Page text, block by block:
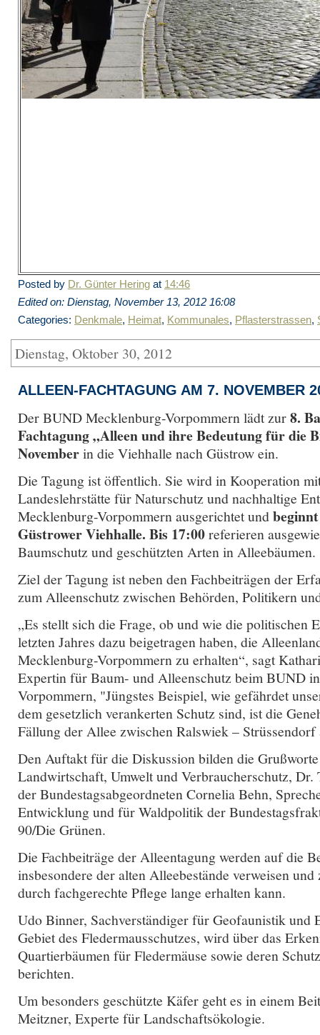
Posted by Dr. Günter Hering at 14:46
Edited on: Dienstag, November 13, 2012 16:08
Categories: Denkmale, Heimat, Kommunales, Pflasterstrassen,
Dienstag, Oktober 30, 2012
ALLEEN-FACHTAGUNG AM 7. NOVEMBER
Der BUND Mecklenburg-Vorpommern lädt zur8.
Fachtagung „Alleen und ihre Bedeutung für die
Novemberin die Viehhalle nach Güstrow ein.
Die Tagung ist öffentlich. Sie wird in Kooperation
Landeslehrstätte für Naturschutz und nachhaltige
Mecklenburg-Vorpommern ausgerichtet und
Güstrower Viehhalle. Bis 17:00referieren
Baumschutz und geschützten Arten in Alleebäumen.
Ziel der Tagung ist neben den Fachbeiträgen der
zum Alleenschutz zwischen Behörden, Politikern
„Es stellt sich die Frage, ob und wie die politischen
letzten Jahres dazu beigetragen haben, die
Mecklenburg-Vorpommern zu erhalten“, sagt
Expertin für Baum- und Alleenschutz beim BUND
Vorpommern, "Jüngstes Beispiel, wie gefährdet
dem gesetzlich verankerten Schutz sind, ist die
Fällung der Allee zwischen Ralswiek –
Den Auftakt für die Diskussion bilden die
Landwirtschaft, Umwelt und Verbraucherschutz,
der Bundestagsabgeordneten Cornelia Behn,
Entwicklung und für Waldpolitik der
90/Die Grünen.
Die Fachbeiträge der Alleentagung werden auf die
insbesondere der alten Alleebestände verweisen
durch fachgerechte Pflege lange erhalten kann.
Udo Binner, Sachverständiger für Geofaunistik und
Gebiet des Fledermausschutzes, wird über das
Quartierbäumen für Fledermäuse sowie deren
berichten.
Um besonders geschützte Käfer geht es in einem
Meitzner, Experte für Landschaftsökologie.